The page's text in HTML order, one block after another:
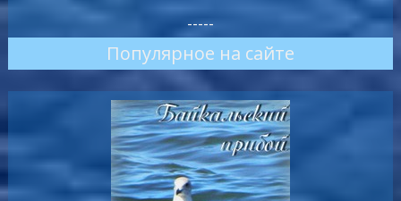
-----
Популярное на сайте